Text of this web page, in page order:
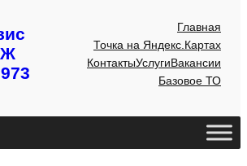
Главная
Точка на Яндекс.Картах
КонтактыУслугиВакансии
Базовое ТО